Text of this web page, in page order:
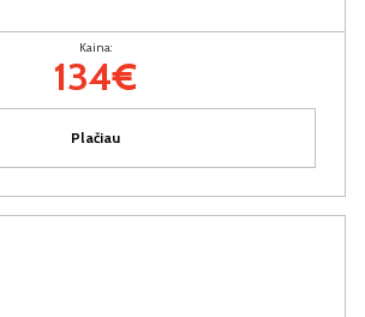
Kaina:
134€
Plačiau